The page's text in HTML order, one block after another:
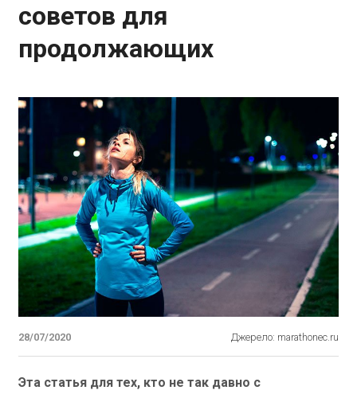
советов для
продолжающих
28/07/2020 Джерело: marathonec.ru
Эта статья для тех, кто не так давно с